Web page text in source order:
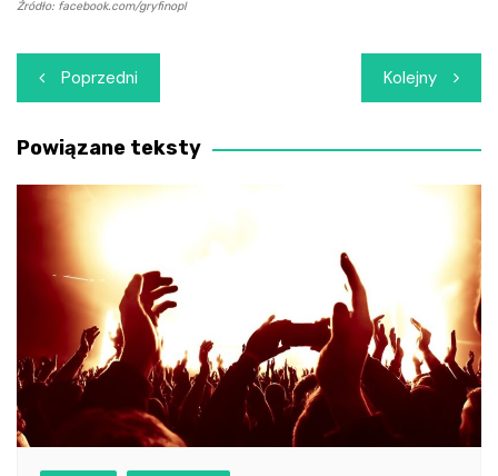
Źródło: facebook.com/gryfinopl
Nawigacja
wpisu
Poprzedni Kolejny
Powiązane teksty